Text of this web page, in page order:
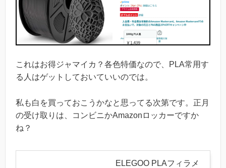
これはお得ジャマイカ？各色特価なので、PLA常用す
る人はゲットしておいていいのでは。
私も白を買っておこうかなと思ってる次第です。正月
の受け取りは、コンビニかAmazonロッカーですか
ね？
ELEGOO PLAフィラメ